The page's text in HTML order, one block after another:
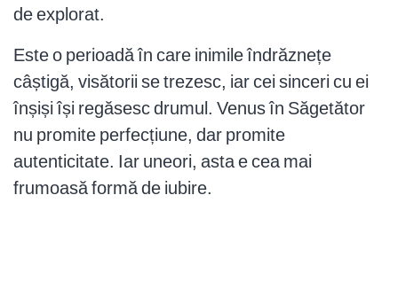
de explorat.
Este o perioadă în care inimile îndrăznețe
câștigă, visătorii se trezesc, iar cei sinceri cu ei
înșiși își regăsesc drumul. Venus în Săgetător
nu promite perfecțiune, dar promite
autenticitate. Iar uneori, asta e cea mai
frumoasă formă de iubire.